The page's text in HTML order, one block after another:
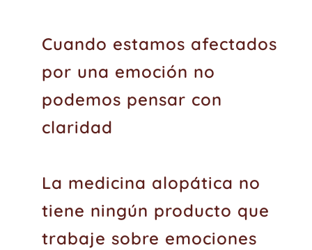
Cuando estamos afectados
por una emoción no
podemos pensar con
claridad
La medicina alopática no
tiene ningún producto que
trabaje sobre emociones